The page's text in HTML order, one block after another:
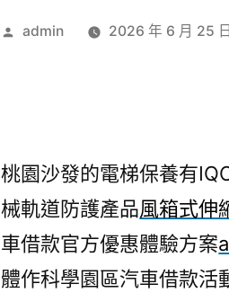
作
admin 2026 年 6 月 25 日
桃園沙發的電梯保養有
械軌道防護產品風箱式伸
車借款官方優惠體驗方案
體作科學園區汽車借款活